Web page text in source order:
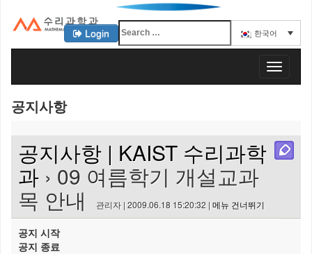
KAIST 수리과학과
Login 한국어
T
o
a
공지사항
공지사항 | KAIST 수리과학
과 › 09 여름학기 개설교과
목 안내 관리자 | 2009.06.18 15:20:32 | 메뉴 건너뛰기
공지 시작
공지 종료